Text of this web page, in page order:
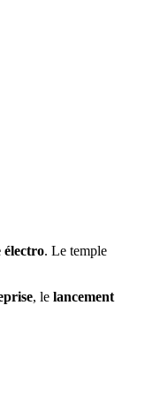
électro. Le temple
, le lancement